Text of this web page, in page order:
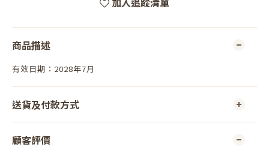
商品描述
有效日期：2028年7月
送貨及付款方式
顧客評價